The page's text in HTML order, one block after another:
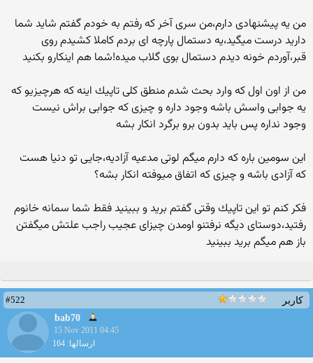
من یه پیشنهادی دارم،من سری آخر كه رفتم به خودم گفتم شاید شما
دارید درست میگید،یه دستمال پارچه ای بردم كاملا كشیدم روی
قبر،آوردم خونه دیدم دستمال بوی گلاب میده!شما هم اینكارو بكنید
من از اون اول كه وارد بحث شدم منطق كلی تاپیك اینه كه هرچیزیو كه
یه جوابی واسش باشه وجود داره و چیزی كه جوابی براش نیست
وجود نداره پس باید بدون برو برگرد انكار بشه
این سومین باره كه دارم میگم لوتی مدعیه آزادیه،جایی تو دنیا هست
كه آزادی باشه و چیزی كه اتفاق میوفته انكار بشه؟
فكر كنم تو این تاپیك وقتی گفتم برید و ببینید فقط شما سمانه خانوم
رفتید،دوستای دیگه نرفتنو اومدن چیزای عجیب راجب علتش میگفتن
باز هم میگم برید ببینید
کاربر
#522
bab70
15 Nov 2011 04:45
ارسالها: 164